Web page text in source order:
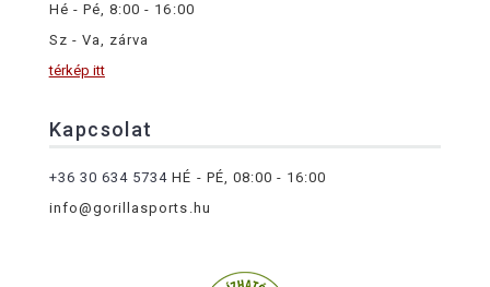
Hé - Pé, 8:00 - 16:00
Sz - Va, zárva
térkép itt
Kapcsolat
+36 30 634 5734 HÉ - PÉ, 08:00 - 16:00
info@gorillasports.hu